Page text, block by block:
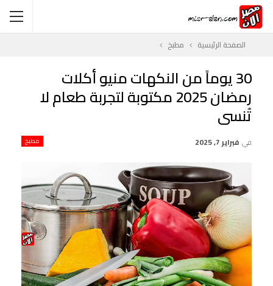
الصفحة الرئيسية مطبخ
30 يوماً من النكهات منيو أكلات
رمضان 2025 مكتوبة لتجربة طعام لا
تُنسى
مطبخ في فبراير 7, 2025